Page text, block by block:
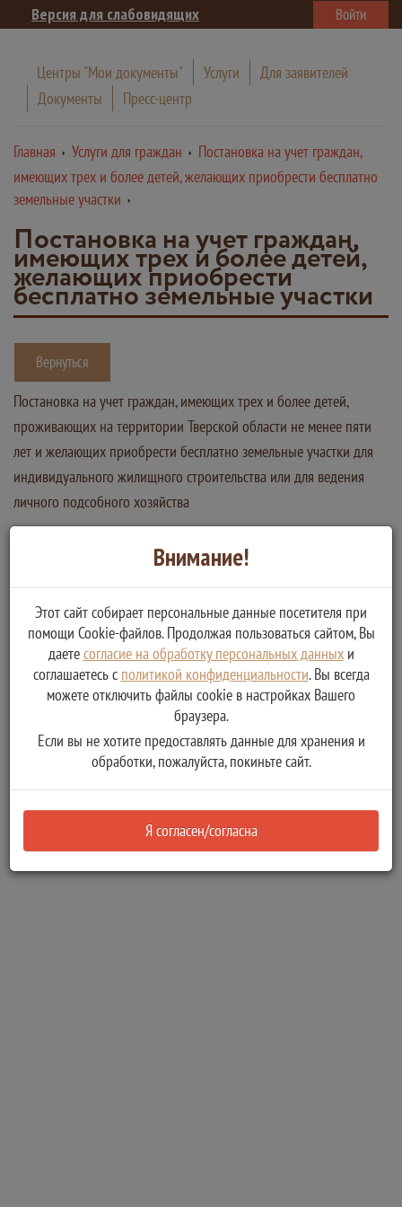
Версия для слабовидящих Войти
Центры "Мои документы" Услуги
Для заявителей
Документы
Пресс-центр
Главная Услуги для граждан
Постановка на учет граждан,
имеющих трех и более детей, желающих приобрести бесплатно
земельные участки
Постановка на учет граждан,
имеющих трех и более детей,
желающих приобрести
бесплатно земельные участки
Вернуться
Постановка на учет граждан, имеющих трех и более детей,
проживающих на территории Тверской области не менее пяти
лет и желающих приобрести бесплатно земельные участки для
индивидуального жилищного строительства или для ведения
личного подсобного хозяйства
Администрация Осташковского городского округа
Постановка на учет граждан, имеющих трех и более детей,
желающих приобрести бесплатно земельные участки
Снятие с учета в целях бесплатного предоставления в
собственность земельного участка
Внимание!
Этот сайт собирает персональные данные посетителя при
помощи Cookie-файлов. Продолжая пользоваться сайтом, Вы
даетесогласие на обработку персональных данныхи
соглашаетесь с политикой конфиденциальности. Вы всегда
можете отключить файлы cookie в настройках Вашего
браузера.
Если вы не хотите предоставлять данные для хранения и
обработки, пожалуйста, покиньте сайт.
Я согласен/согласна